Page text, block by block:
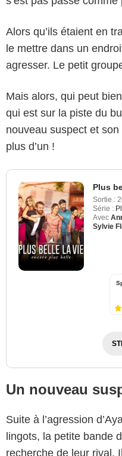
Alors qu’ils étaient en
le mettre dans un
agresser. Le petit
Mais alors, qui peut
qui est sur la piste du
nouveau suspect et
plus d’un !
Plus
Sortie :
Série :
Avec
Sylvie
Un nouveau
Suite à l’agression
lingots, la petite bande
recherche de leur rival.